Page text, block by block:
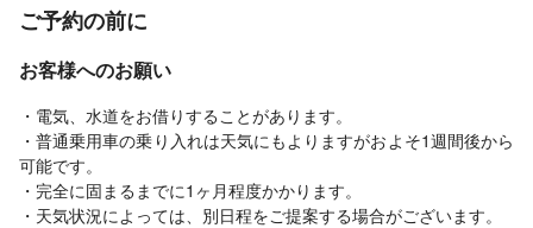
ご予約の前に
お客様へのお願い
・電気、水道をお借りすることがあります。
・普通乗用車の乗り入れは天気にもよりますがおよそ1週間後から
可能です。
・完全に固まるまでに1ヶ月程度かかります。
・天気状況によっては、別日程をご提案する場合がございます。